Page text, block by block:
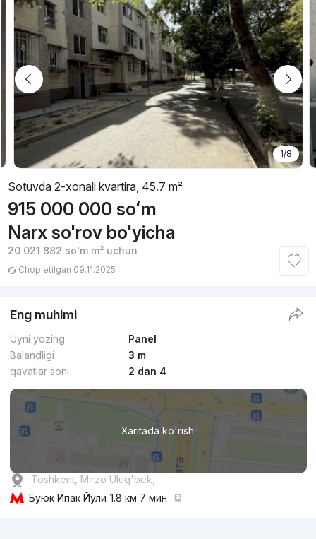
1/8
Sotuvda 2-xonali kvartira, 45.7 m²
915 000 000 soʻm
Narx so'rov bo'yicha
20 021 882 soʻmm² uchun
Chop etilgan 09.11.2025
Eng muhimi
Uyni yozing
Panel
Balandligi
3 m
qavatlar soni
2 dan 4
Xaritada ko'rish
Toshkent, Mirzo Ulug'bek,
Буюк Ипак Йули 1.8 км 7 мин